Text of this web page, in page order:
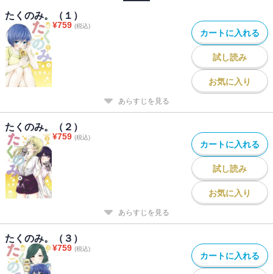
たくのみ。（１）
¥759 (税込)
カートに入れる
試し読み
お気に入り
あらすじを見る
たくのみ。（２）
¥759 (税込)
カートに入れる
試し読み
お気に入り
あらすじを見る
たくのみ。（３）
¥759 (税込)
カートに入れる